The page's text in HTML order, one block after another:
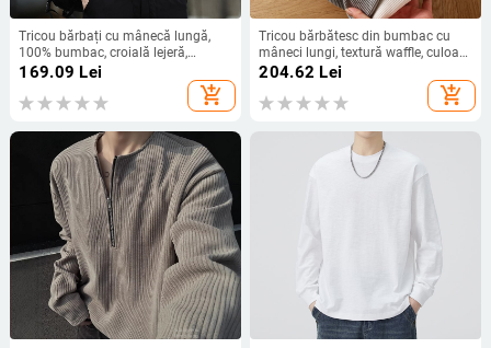
Tricou bărbați cu mânecă lungă,
100% bumbac, croială lejeră,
subțire, sezon toamnă-primăvară
169.09 Lei
add_shopping_cart
Tricou bărbătesc din bumbac cu
mâneci lungi, textură waffle, culoare
solidă, croială dreaptă (100%
bumbac; textură waffle; mâneci
lungi; culoare solidă; croială
204.62 Lei
add_shopping_cart